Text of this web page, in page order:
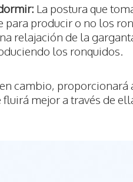
La postura que
para producir o no los
relajación de la
los ronquidos.
cambio, proporcionará
fluirá mejor a través de